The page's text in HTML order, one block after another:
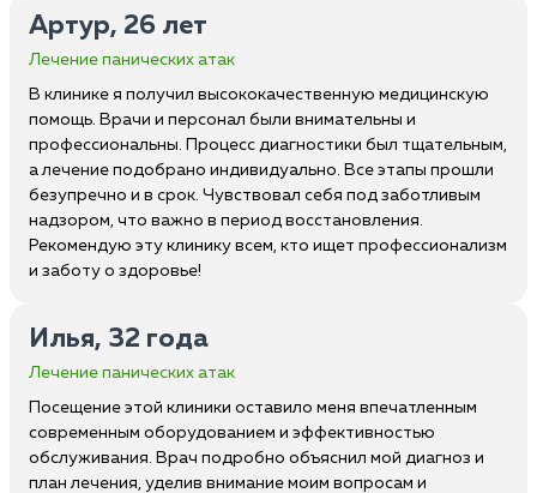
Артур, 26 лет
Лечение панических атак
В клинике я получил высококачественную медицинскую
помощь. Врачи и персонал были внимательны и
профессиональны. Процесс диагностики был тщательным,
а лечение подобрано индивидуально. Все этапы прошли
безупречно и в срок. Чувствовал себя под заботливым
надзором, что важно в период восстановления.
Рекомендую эту клинику всем, кто ищет профессионализм
и заботу о здоровье!
Илья, 32 года
Лечение панических атак
Посещение этой клиники оставило меня впечатленным
современным оборудованием и эффективностью
обслуживания. Врач подробно объяснил мой диагноз и
план лечения, уделив внимание моим вопросам и